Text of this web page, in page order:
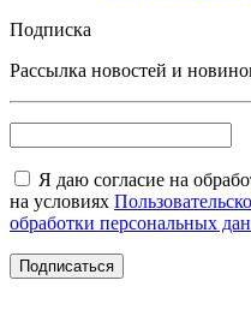
Подписка
Рассылка новостей и
Я даю согласие на
на условиях
обработки персональных